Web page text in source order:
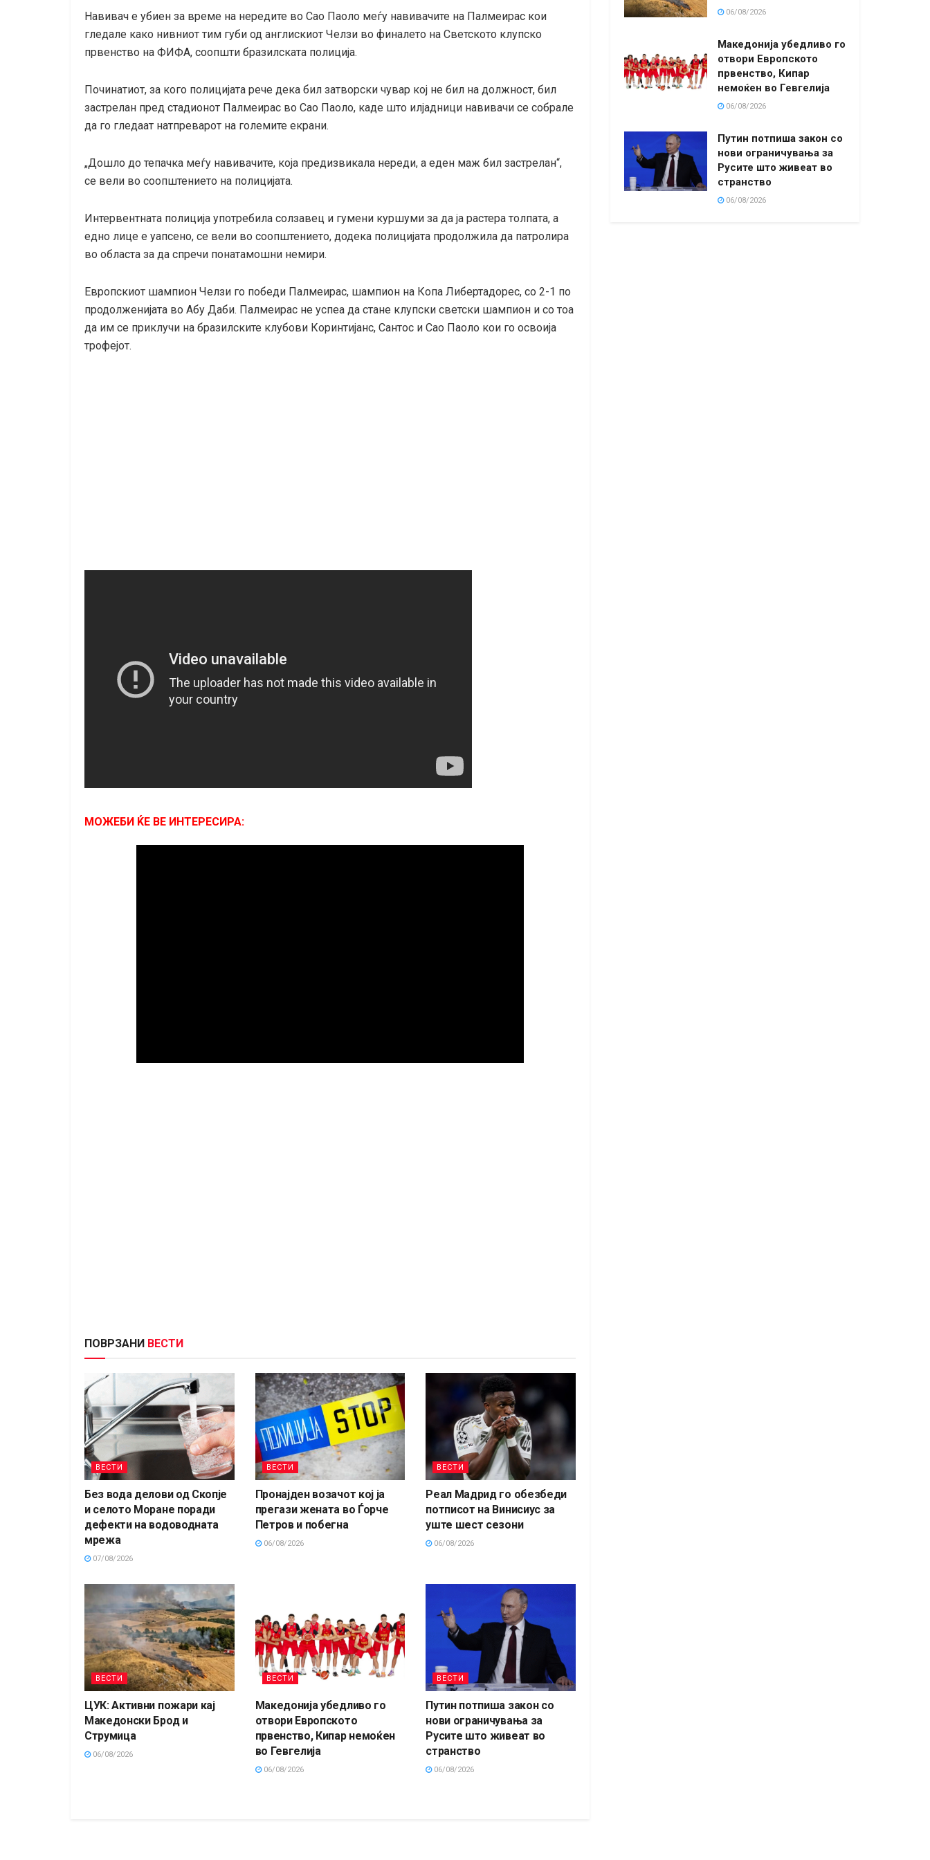
Навивач е убиен за време на нередите во Сао Паоло меѓу навивачите на Палмеирас кои
гледале како нивниот тим губи од англискиот Челзи во финалето на Светското клупско
првенство на ФИФА, соопшти бразилската полиција.
Починатиот, за кого полицијата рече дека бил затворски чувар кој не бил на должност, бил
застрелан пред стадионот Палмеирас во Сао Паоло, каде што илјадници навивачи се собрале
да го гледаат натпреварот на големите екрани.
„Дошло до тепачка меѓу навивачите, која предизвикала нереди, а еден маж бил застрелан“,
се вели во соопштението на полицијата.
Интервентната полиција употребила солзавец и гумени куршуми за да ја растера толпата, а
едно лице е уапсено, се вели во соопштението, додека полицијата продолжила да патролира
во областа за да спречи понатамошни немири.
Европскиот шампион Челзи го победи Палмеирас, шампион на Копа Либертадорес, со 2-1 по
продолженијата во Абу Даби. Палмеирас не успеа да стане клупски светски шампион и со тоа
да им се приклучи на бразилските клубови Коринтијанс, Сантос и Сао Паоло кои го освоија
трофејот.
МОЖЕБИ ЌЕ ВЕ ИНТЕРЕСИРА:
ПОВРЗАНИ ВЕСТИ
ВЕСТИ
Без вода делови од Скопје
и селото Моране поради
дефекти на водоводната
мрежа
07/08/2026
ВЕСТИ
Пронајден возачот кој ја
прегази жената во Ѓорче
Петров и побегна
06/08/2026
ВЕСТИ
Реал Мадрид го обезбеди
потписот на Винисиус за
уште шест сезони
06/08/2026
ВЕСТИ
ЦУК: Активни пожари кај
Македонски Брод и
Струмица
06/08/2026
ВЕСТИ
Македонија убедливо го
отвори Европското
првенство, Кипар немоќен
во Гевгелија
06/08/2026
ВЕСТИ
Путин потпиша закон со
нови ограничувања за
Русите што живеат во
странство
06/08/2026
06/08/2026
Македонија убедливо го
отвори Европското
првенство, Кипар
немоќен во Гевгелија
06/08/2026
Путин потпиша закон со
нови ограничувања за
Русите што живеат во
странство
06/08/2026